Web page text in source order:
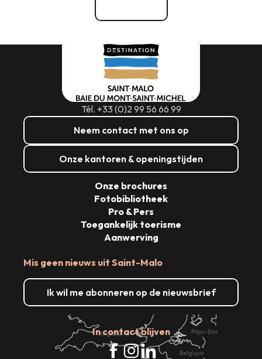
Tél. +33 (0)2 99 56 66 99
Neem contact met ons op
Onze kantoren & openingstijden
Mis geen nieuws uit Saint-Malo
Ik wil me abonneren op de nieuwsbrief
In contact blijven
Onze brochures
Fotobibliotheek
Pro & Pers
Toegankelijk toerisme
Aanwerving